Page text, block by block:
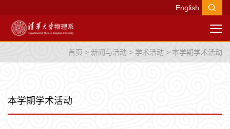
English
首页 > 新闻与活动 > 学术活动 > 本学期学术活动
本学期学术活动